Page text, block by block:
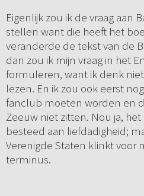
Eigenlijk zou ik de vraag aan
stellen want die heeft het
veranderde de tekst van de
dan zou ik mijn vraag in het
formuleren, want ik denk
lezen. En ik zou ook eerst
fanclub moeten worden en
Zeeuw niet zitten. Nou ja,
besteed aan liefdadigheid;
Verenigde Staten klinkt voor
terminus.